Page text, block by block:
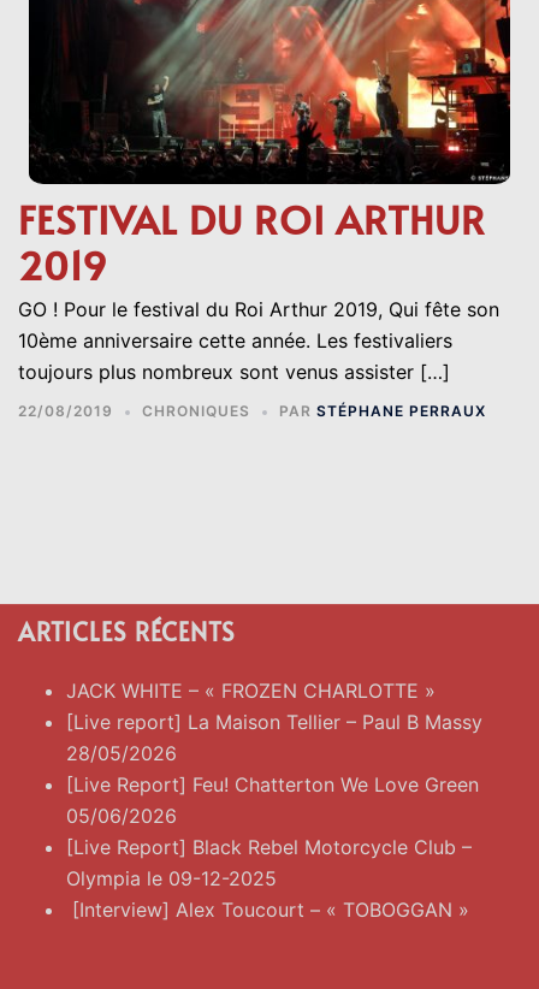
FESTIVAL DU ROI ARTHUR
2019
GO ! Pour le festival du Roi Arthur 2019, Qui fête son
10ème anniversaire cette année. Les festivaliers
toujours plus nombreux sont venus assister […]
22/08/2019 CHRONIQUES PAR STÉPHANE PERRAUX
ARTICLES RÉCENTS
JACK WHITE – « FROZEN CHARLOTTE »
[Live report] La Maison Tellier – Paul B Massy
28/05/2026
[Live Report] Feu! Chatterton We Love Green
05/06/2026
[Live Report] Black Rebel Motorcycle Club –
Olympia le 09-12-2025
[Interview] Alex Toucourt – « TOBOGGAN »